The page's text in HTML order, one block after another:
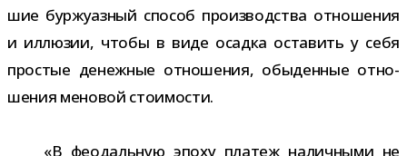
шие бур­жу­аз­ный спо­соб про­из­вод­ства отно­ше­ния
и иллю­зии, чтобы в виде осадка оста­вить у себя
про­стые денеж­ные отно­ше­ния, обы­ден­ные отно­
ше­ния мено­вой стоимости.
«В фео­даль­ную эпоху пла­теж налич­ными не